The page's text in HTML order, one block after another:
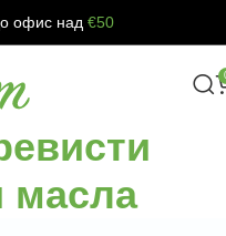
офис над €50
масла